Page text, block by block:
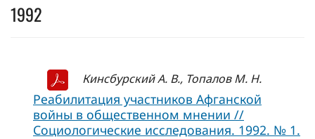
1992
Кинсбурский А. В., Топалов М. Н.
Реабилитация участников Афганской
войны в общественном мнении //
Социологические исследования. 1992. № 1.